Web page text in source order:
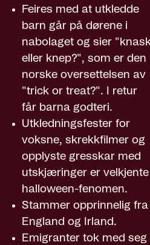
Feires med at utkledde
barn går på dørene i
nabolaget og sier
eller knep?", som er den
norske oversettelsen av
"trick or treat?". I retur
får barna godteri.
Utkledningsfester for
voksne, skrekkfilmer og
opplyste gresskar med
utskjæringer er velkjente
halloween-fenomen.
Stammer opprinnelig fra
England og Irland.
Emigranter tok med seg